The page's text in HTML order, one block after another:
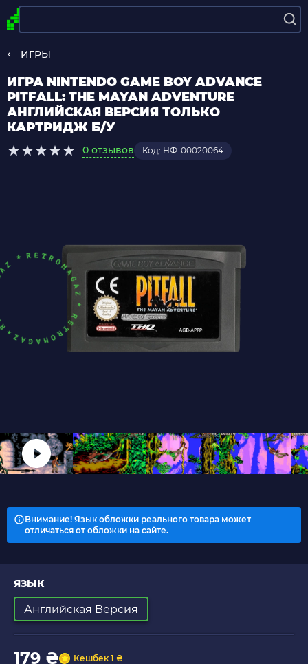
ИГРЫ
ИГРА NINTENDO GAME BOY ADVANCE
PITFALL: THE MAYAN ADVENTURE
АНГЛИЙСКАЯ ВЕРСИЯ ТОЛЬКО
КАРТРИДЖ Б/У
0 отзывов Код: НФ-00020064
Внимание! Язык обложки реального товара может
отличаться от обложки на сайте.
ЯЗЫК
Английская Версия
179 ₴ Кешбек 1 ₴